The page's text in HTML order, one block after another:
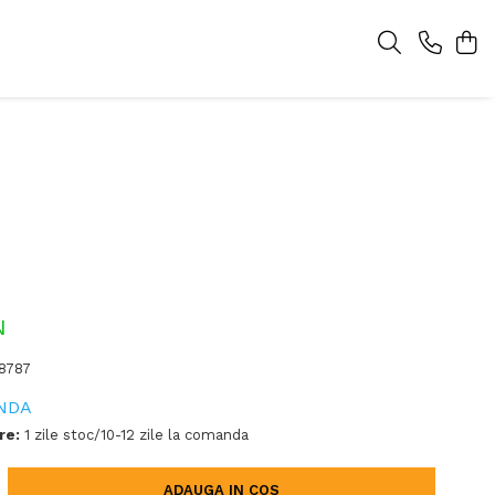
1 zile stoc/10-12 zile la comanda
ADAUGA IN COS